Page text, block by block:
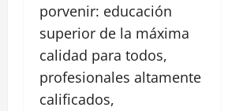
porvenir: educación
superior de la máxima
calidad para todos,
profesionales altamente
calificados,